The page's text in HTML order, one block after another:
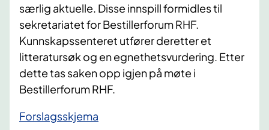
særlig aktuelle. Disse innspill formidles til
sekretariatet for Bestillerforum RHF.
Kunnskapssenteret utfører deretter et
litteratursøk og en egnethetsvurdering. Etter
dette tas saken opp igjen på møte i
Bestillerforum RHF.
Forslagsskjema